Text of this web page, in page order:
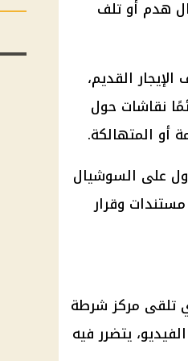
هدم أو تلف
القديم،
نقاشات حول
أو المتهالكة.
على السوشيال
وقرار
شرطة
يتضرر فيه